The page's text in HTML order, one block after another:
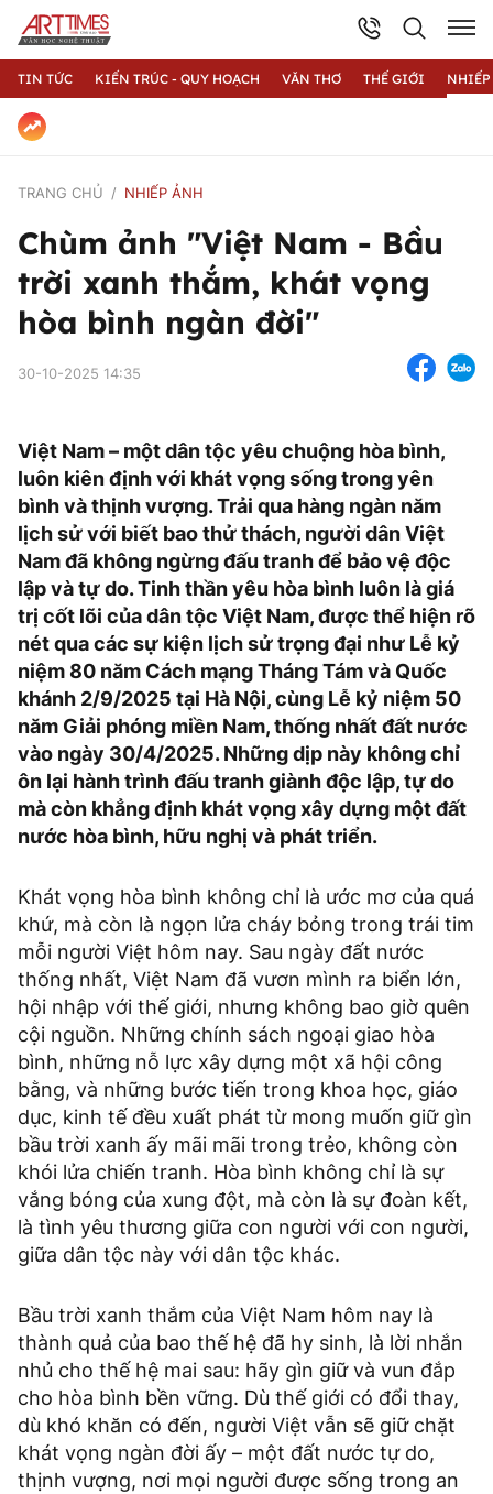
TIN TỨC KIẾN TRÚC - QUY HOẠCH VĂN THƠ THẾ GIỚI
TRANG CHỦ NHIẾP ẢNH
Chùm ảnh "Việt Nam - Bầu
trời xanh thắm, khát vọng
hòa bình ngàn đời"
30-10-2025 14:35
Việt Nam – một dân tộc yêu chuộng hòa bình,
luôn kiên định với khát vọng sống trong yên
bình và thịnh vượng. Trải qua hàng ngàn năm
lịch sử với biết bao thử thách, người dân Việt
Nam đã không ngừng đấu tranh để bảo vệ độc
lập và tự do. Tinh thần yêu hòa bình luôn là giá
trị cốt lõi của dân tộc Việt Nam, được thể hiện rõ
nét qua các sự kiện lịch sử trọng đại như Lễ kỷ
niệm 80 năm Cách mạng Tháng Tám và Quốc
khánh 2/9/2025 tại Hà Nội, cùng Lễ kỷ niệm 50
năm Giải phóng miền Nam, thống nhất đất nước
vào ngày 30/4/2025. Những dịp này không chỉ
ôn lại hành trình đấu tranh giành độc lập, tự do
mà còn khẳng định khát vọng xây dựng một đất
nước hòa bình, hữu nghị và phát triển.
Khát vọng hòa bình không chỉ là ước mơ của quá
khứ, mà còn là ngọn lửa cháy bỏng trong trái tim
mỗi người Việt hôm nay. Sau ngày đất nước
thống nhất, Việt Nam đã vươn mình ra biển lớn,
hội nhập với thế giới, nhưng không bao giờ quên
cội nguồn. Những chính sách ngoại giao hòa
bình, những nỗ lực xây dựng một xã hội công
bằng, và những bước tiến trong khoa học, giáo
dục, kinh tế đều xuất phát từ mong muốn giữ gìn
bầu trời xanh ấy mãi mãi trong trẻo, không còn
khói lửa chiến tranh. Hòa bình không chỉ là sự
vắng bóng của xung đột, mà còn là sự đoàn kết,
là tình yêu thương giữa con người với con người,
giữa dân tộc này với dân tộc khác.
Bầu trời xanh thắm của Việt Nam hôm nay là
thành quả của bao thế hệ đã hy sinh, là lời nhắn
nhủ cho thế hệ mai sau: hãy gìn giữ và vun đắp
cho hòa bình bền vững. Dù thế giới có đổi thay,
dù khó khăn có đến, người Việt vẫn sẽ giữ chặt
khát vọng ngàn đời ấy – một đất nước tự do,
thịnh vượng, nơi mọi người được sống trong an